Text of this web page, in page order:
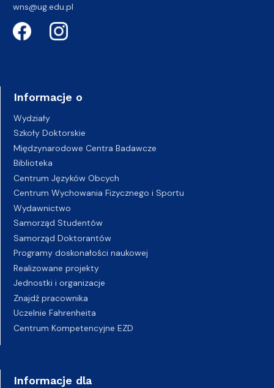
wns@ug.edu.pl
Informacje o
Wydziały
Szkoły Doktorskie
Międzynarodowe Centra Badawcze
Biblioteka
Centrum Języków Obcych
Centrum Wychowania Fizycznego i Sportu
Wydawnictwo
Samorząd Studentów
Samorząd Doktorantów
Programy doskonałości naukowej
Realizowane projekty
Jednostki i organizacje
Znajdź pracownika
Uczelnie Fahrenheita
Centrum Kompetencyjne EZD
Informacje dla